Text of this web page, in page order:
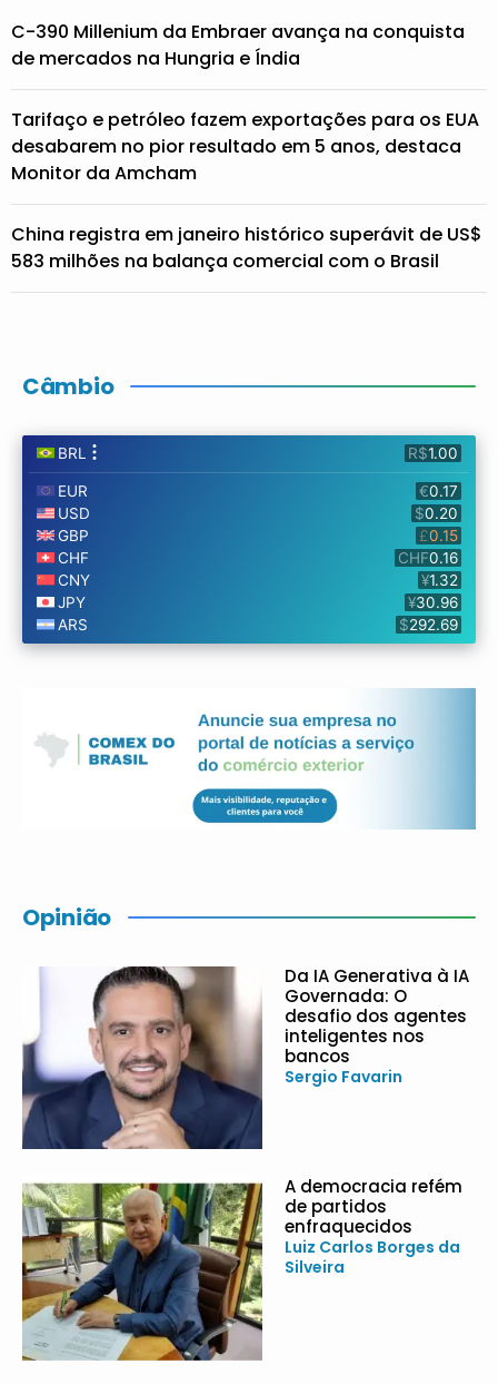
C-390 Millenium da Embraer avança na conquista
de mercados na Hungria e Índia
Tarifaço e petróleo fazem exportações para os EUA
desabarem no pior resultado em 5 anos, destaca
Monitor da Amcham
China registra em janeiro histórico superávit de US$
583 milhões na balança comercial com o Brasil
Câmbio
Opinião
Da IA Generativa à IA
Governada: O
desafio dos agentes
inteligentes nos
bancos
Sergio Favarin
A democracia refém
de partidos
enfraquecidos
Luiz Carlos Borges da
Silveira